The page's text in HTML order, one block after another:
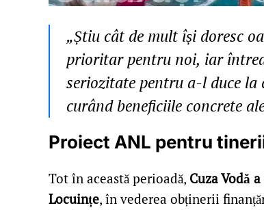
„Știu cât de mult își doresc
prioritar pentru noi, iar
seriozitate pentru a-l duce
curând beneficiile concrete
Proiect ANL pentru
Tot în această perioadă, Cuza Vodă
Locuințe, în vederea obținerii